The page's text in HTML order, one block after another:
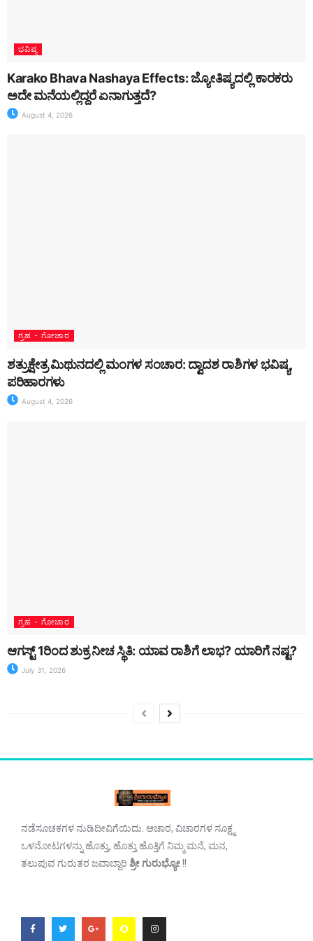
ಭವಿಷ್ಯ
Karako Bhava Nashaya Effects: ಜ್ಯೋತಿಷ್ಯದಲ್ಲಿ ಕಾರಕರು
ಅದೇ ಮನೆಯಲ್ಲಿದ್ದರೆ ಏನಾಗುತ್ತದೆ?
August 4, 2026
ಗ್ರಹ - ಗೋಚಾರ
ಶತ್ರುಕ್ಷೇತ್ರ ಮಿಥುನದಲ್ಲಿ ಮಂಗಳ ಸಂಚಾರ: ದ್ವಾದಶ ರಾಶಿಗಳ ಭವಿಷ್ಯ,
ಪರಿಹಾರಗಳು
August 4, 2026
ಗ್ರಹ - ಗೋಚಾರ
ಆಗಸ್ಟ್ 1ರಿಂದ ಶುಕ್ರ ನೀಚ ಸ್ಥಿತಿ: ಯಾವ ರಾಶಿಗೆ ಲಾಭ? ಯಾರಿಗೆ ನಷ್ಟ?
July 31, 2026
ನಡೆಸೂಚಕಗಳ ನುಡಿದೀವಿಗೆಯಿದು. ಆಚಾರ, ವಿಚಾರಗಳ ಸೂಕ್ಷ್ಮ
ಒಳನೋಟಗಳನ್ನು ಹೊತ್ತು, ಹೊತ್ತು ಹೊತ್ತಿಗೆ ನಿಮ್ಮ ಮನೆ, ಮನ,
ತಲುಪುವ ಗುರುತರ ಜವಾಬ್ದಾರಿ ಶ್ರೀ ಗುರುಭ್ಯೋ!!